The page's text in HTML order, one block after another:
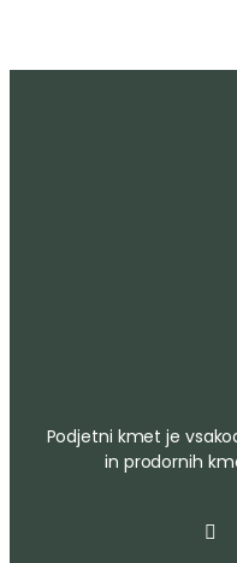
Podjetni kmet je
in prodornih